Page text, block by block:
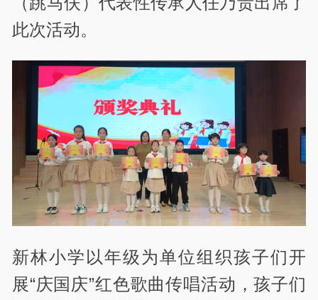
此次活动。
新林小学以年级为单位组织孩子们开
展“庆国庆”红色歌曲传唱活动，孩子们